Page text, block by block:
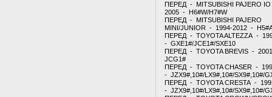
ПЕРЕД - MITSUBISHI PAJERO
2005 - H6#W/H7#W
ПЕРЕД - MITSUBISHI PAJERO
MINI/JUNIOR - 1994-2012 -
ПЕРЕД - TOYOTA ALTEZZA -
- GXE1#/JCE1#/SXE10
ПЕРЕД - TOYOTA BREVIS -
JCG1#
ПЕРЕД - TOYOTA CHASER -
- JZX9#,10#/LX9#,10#/SX9#,10#/
ПЕРЕД - TOYOTA CRESTA -
- JZX9#,10#/LX9#,10#/SX9#,10#/